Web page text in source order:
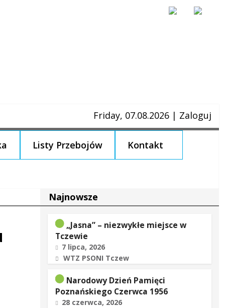
Friday, 07.08.2026 | Zaloguj
Listy Przebojów Kontakt
Najnowsze
„Jasna” – niezwykłe miejsce w
Tczewie
7 lipca, 2026
WTZ PSONI Tczew
Narodowy Dzień Pamięci
Poznańskiego Czerwca 1956
28 czerwca, 2026